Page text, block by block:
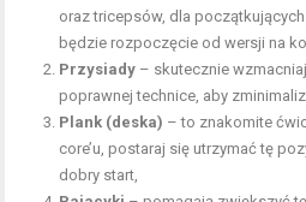
oraz tricepsów, dla
będzie rozpoczęcie od wersji na
Przysiady – skutecznie
poprawnej technice, aby
Plank (deska) – to znakomite
core’u, postaraj się utrzymać tę
dobry start,